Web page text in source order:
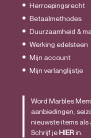
Herroepingsrecht
Betaalmethodes
Duurzaamheid &
Werking edelsteen
Mijn account
Mijn verlanglijstje
Word Marbles
aanbiedingen,
nieuwste items als
Schrijf jeHIERin.